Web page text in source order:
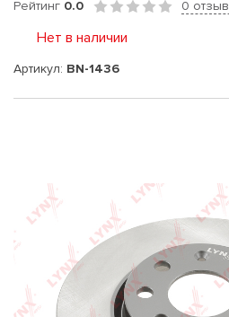
Рейтинг 0.0 0
Нет в наличии
Артикул: BN-1436